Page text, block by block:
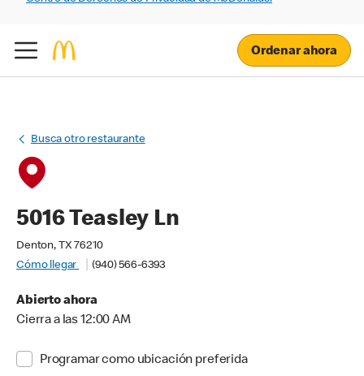
Ordenar ahora
Busca otro restaurante
5016 Teasley Ln
Denton, TX 76210
Cómo llegar
(940) 566-6393
Abierto ahora
Cierra a las 12:00 AM
Programar como ubicación preferida